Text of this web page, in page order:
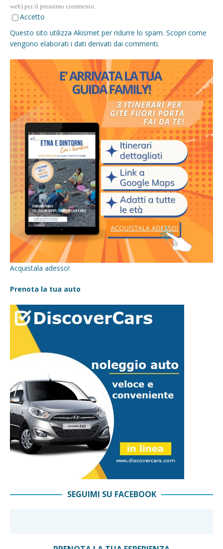
web) per il prossimo commento.
Accetto
Questo sito utilizza Akismet per ridurre lo spam. Scopri come
vengono elaborati i dati derivati dai commenti.
Acquistala adesso!
Prenota la tua auto
SEGUIMI SU FACEBOOK